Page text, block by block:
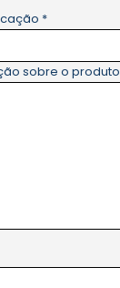
*
sobre o produto